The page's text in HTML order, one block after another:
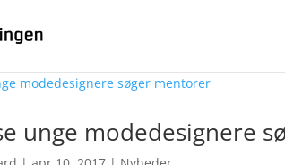
unge modedesignere